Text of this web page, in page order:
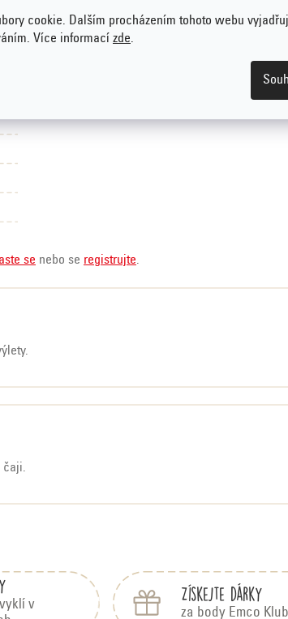
cookie. Dalším procházením tohoto webu
Více informací zde.
se nebo se registrujte.
čaji.
v
Získejte dárky
za body Emco